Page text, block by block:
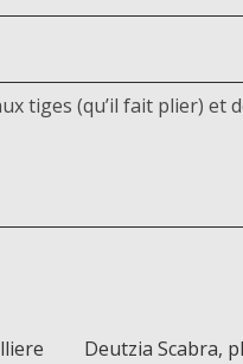
tiges (qu’il fait plier) et
Deutzia Scabra,